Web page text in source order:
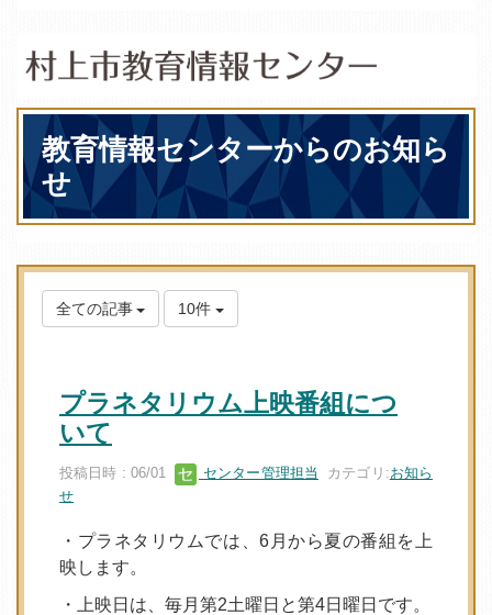
教育情報センターからのお知ら
せ
全ての記事 10件
プラネタリウム上映番組につ
いて
投稿日時 : 06/01 センター管理担当 カテゴリ:お知ら
せ
・プラネタリウムでは、6月から夏の番組を上
映します。
・上映日は、毎月第2土曜日と第4日曜日です。